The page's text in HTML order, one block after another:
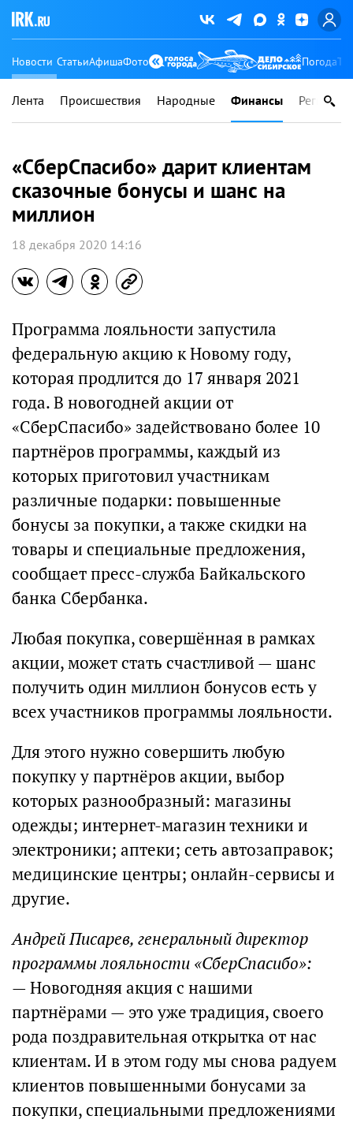
Новости СтатьиАфишаФото Погода
Лента Происшествия Народные Финансы Регионы
«СберСпасибо» дарит клиентам
сказочные бонусы и шанс на
миллион
18 декабря 2020 14:16
Программа лояльности запустила
федеральную акцию к Новому году,
которая продлится до 17 января 2021
года. В новогодней акции от
«СберСпасибо» задействовано более 10
партнёров программы, каждый из
которых приготовил участникам
различные подарки: повышенные
бонусы за покупки, а также скидки на
товары и специальные предложения,
сообщает пресс-служба Байкальского
банка Сбербанка.
Любая покупка, совершённая в рамках
акции, может стать счастливой — шанс
получить один миллион бонусов есть у
всех участников программы лояльности.
Для этого нужно совершить любую
покупку у партнёров акции, выбор
которых разнообразный: магазины
одежды; интернет-магазин техники и
электроники; аптеки; сеть автозаправок;
медицинские центры; онлайн-сервисы и
другие.
Андрей Писарев, генеральный директор
программы лояльности «СберСпасибо»:
— Новогодняя акция с нашими
партнёрами — это уже традиция, своего
рода поздравительная открытка от нас
клиентам. И в этом году мы снова радуем
клиентов повышенными бонусами за
покупки, специальными предложениями